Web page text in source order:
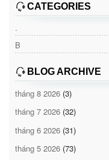
CATEGORIES
.
B
BLOG ARCHIVE
tháng 8 2026 (3)
tháng 7 2026 (32)
tháng 6 2026 (31)
tháng 5 2026 (73)